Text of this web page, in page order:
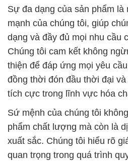
Sự đa dạng của sản phẩm là
mạnh của chúng tôi, giúp
dạng và đầy đủ mọi nhu cầu
Chúng tôi cam kết không
thiện để đáp ứng mọi yêu
đồng thời đón đầu thời đại
tích cực trong lĩnh vực hóa
Sứ mệnh của chúng tôi
phẩm chất lượng mà còn là
xuất sắc. Chúng tôi hiểu rõ
quan trọng trong quá trình